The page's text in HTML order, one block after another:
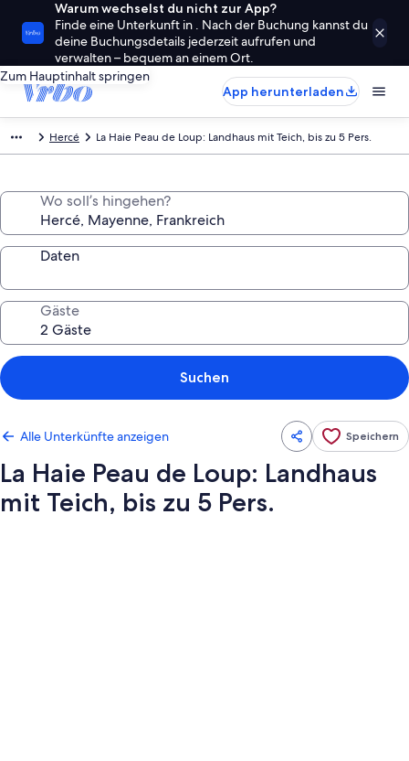
Warum wechselst du nicht zur App?
Finde eine Unterkunft in . Nach der Buchung kannst du
deine Buchungsdetails jederzeit aufrufen und
verwalten – bequem an einem Ort.
Zum Hauptinhalt springen
App herunterladen
Hercé La Haie Peau de Loup: Landhaus mit Teich, bis zu 5 Pers.
Wo soll’s hingehen?
Daten
Gäste
Suchen
Alle Unterkünfte anzeigen Speichern
La Haie Peau de Loup: Landhaus
mit Teich, bis zu 5 Pers.